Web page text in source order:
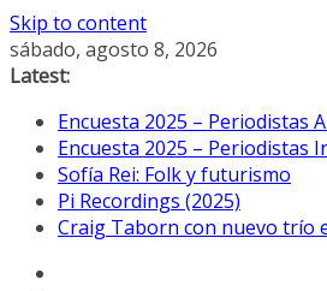
Skip to content
sábado, agosto 8, 2026
Latest:
Encuesta 2025 – Periodistas
Encuesta 2025 – Periodistas
Sofía Rei: Folk y futurismo
Pi Recordings (2025)
Craig Taborn con nuevo trío